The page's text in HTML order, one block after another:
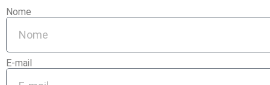
Nome
E-mail